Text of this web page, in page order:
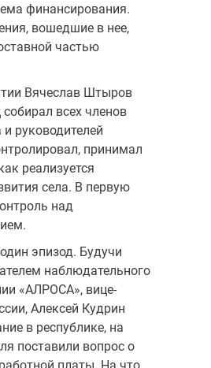
финансирования.
вошедшие в нее,
частью
Вячеслав Штыров
всех членов
и руководителей
принимал
реализуется
села. В первую
над
эпизод. Будучи
наблюдательного
«АЛРОСА», вице-
Алексей Кудрин
в республике, на
поставили вопрос о
платы. На что